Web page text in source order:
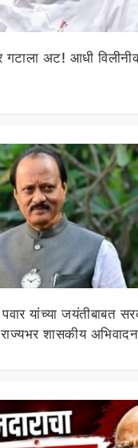
गटाला अट! आधी
यांच्या जयंतीबाबत
शासकीय अभिवादन